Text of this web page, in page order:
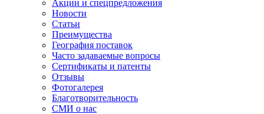
Акции и спецпредложения
Новости
Статьи
Преимущества
География поставок
Часто задаваемые вопросы
Сертификаты и патенты
Отзывы
Фотогалерея
Благотворительность
СМИ о нас